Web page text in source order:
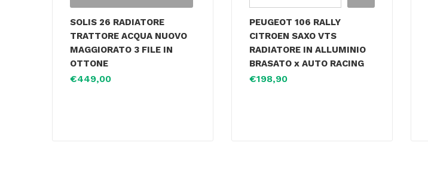
SOLIS 26 RADIATORE
TRATTORE ACQUA NUOVO
MAGGIORATO 3 FILE IN
OTTONE
€449,00
PEUGEOT 106 RALLY
CITROEN SAXO VTS
RADIATORE IN ALLUMINIO
BRASATO x AUTO RACING
€198,90